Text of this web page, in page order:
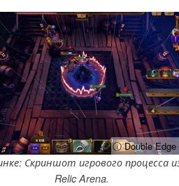
ⓘ Double Edge
Скриншот игрового процесса
Relic Arena.